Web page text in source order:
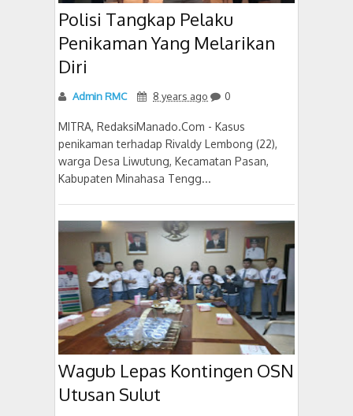
Polisi Tangkap Pelaku
Penikaman Yang Melarikan
Diri
Admin RMC 8 years ago 0
MITRA, RedaksiManado.Com - Kasus
penikaman terhadap Rivaldy Lembong (22),
warga Desa Liwutung, Kecamatan Pasan,
Kabupaten Minahasa Tengg...
Wagub Lepas Kontingen OSN
Utusan Sulut